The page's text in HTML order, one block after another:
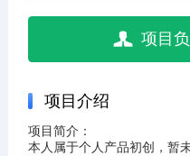
项目
项目介绍
项目简介：
本人属于个人产品初创，暂